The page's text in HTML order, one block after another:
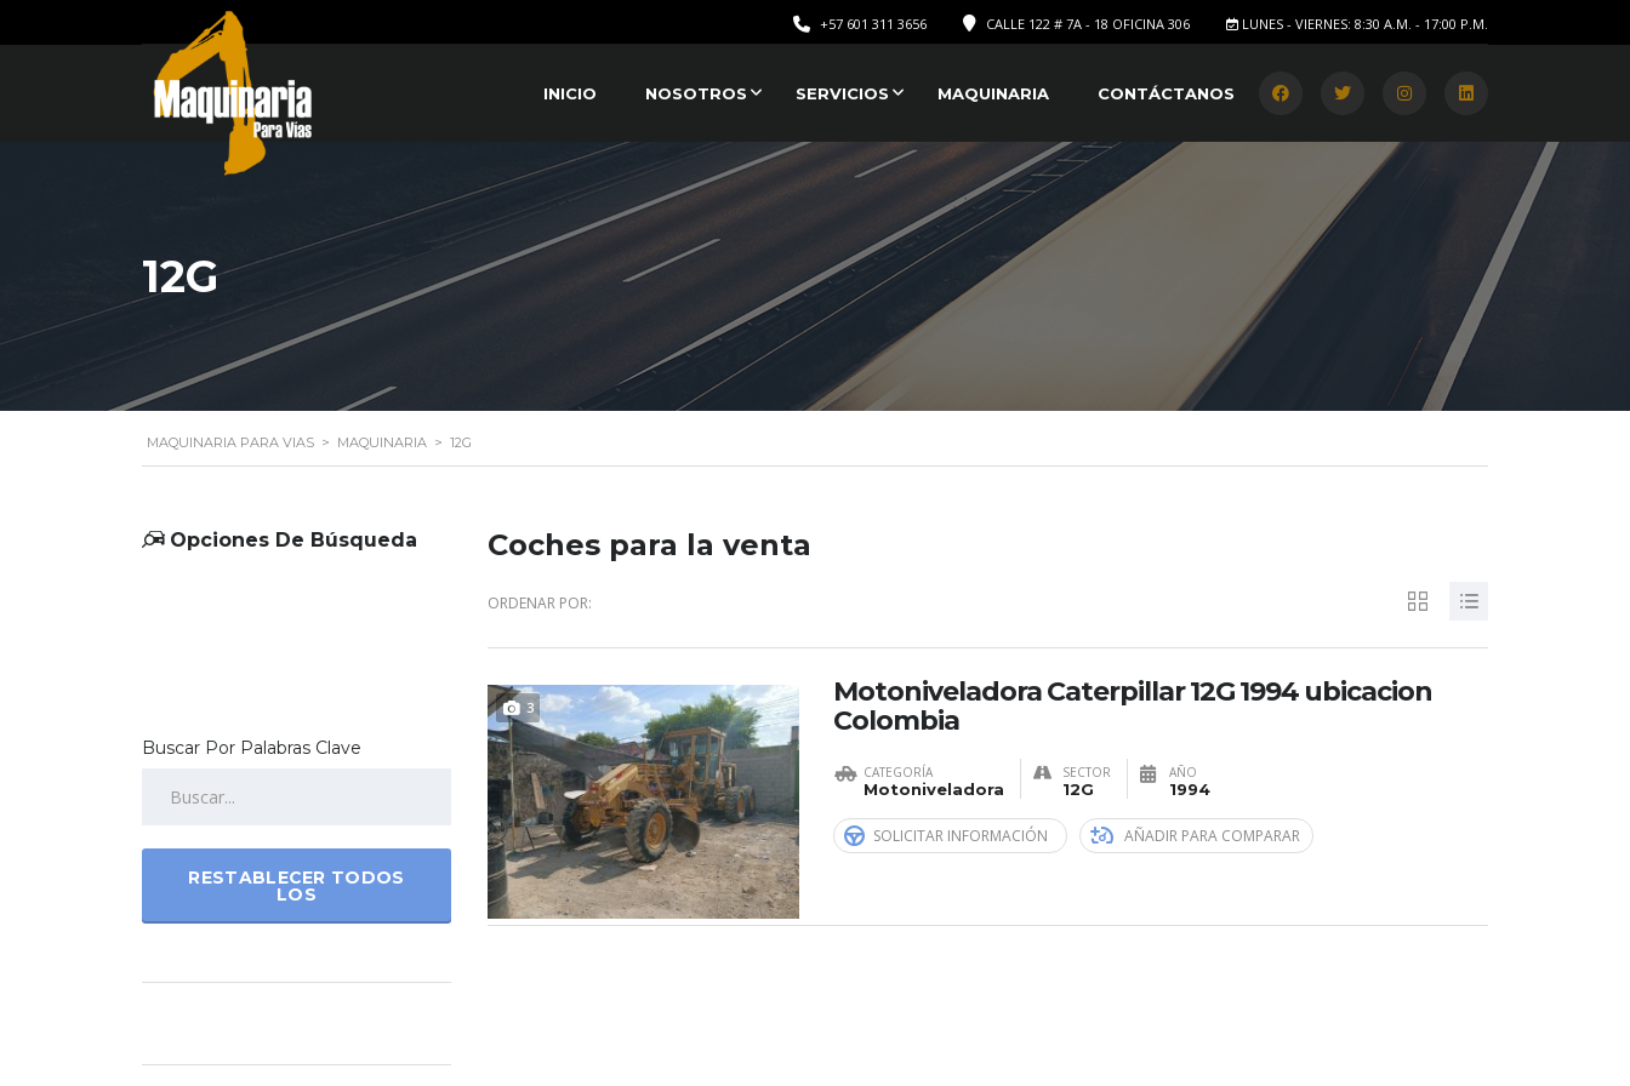
LUNES - VIERNES: 8:30 A.M. - 17:00 P.M.
CALLE 122 # 7A - 18 OFICINA 306
+57 601 311 3656
INICIO NOSOTROS SERVICIOS MAQUINARIA CONTÁCTANOS
12G
MAQUINARIA PARA VIAS > MAQUINARIA > 12G
Opciones De Búsqueda
Buscar Por Palabras Clave
RESTABLECER TODOS
LOS
Coches para la venta
ORDENAR POR:
3
Motoniveladora Caterpillar 12G 1994 ubicacion
Colombia
CATEGORÍA
Motoniveladora
SECTOR
12G
AÑO
1994
SOLICITAR INFORMACIÓN AÑADIR PARA COMPARAR